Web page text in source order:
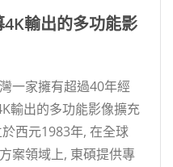
輸出的多功能影
一家擁有超過40年經
輸出的多功能影像擴充
西元1983年, 在全球
案領域上, 東碩提供專